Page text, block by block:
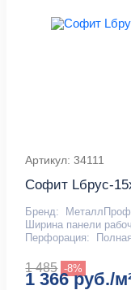
Артикул: 34111
Софит Lбрус-
Бренд:
Ширина панели
Перфорация:
1 485 -8%
1 366 руб./